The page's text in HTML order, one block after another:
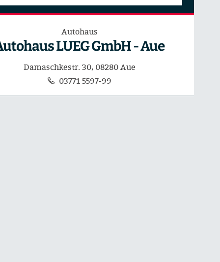
Autohaus
LUEG GmbH - Aue
Damaschkestr. 30, 08280 Aue
03771 5597-99